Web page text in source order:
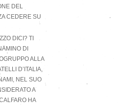
DEL
CEDERE SU
DICI? TI
DI
ALLA
D’ITALIA,
NEL SUO
A
HA